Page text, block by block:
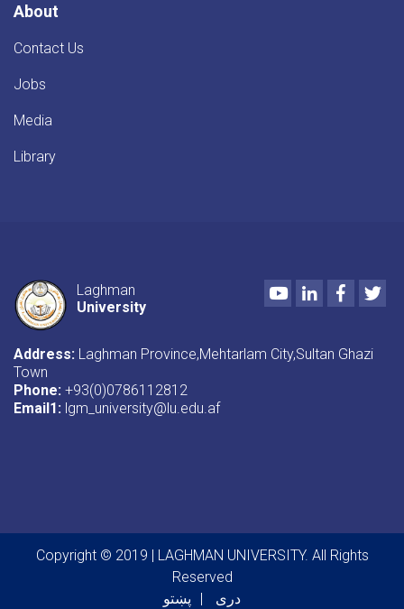
About
Contact Us
Jobs
Media
Library
Laghman
University
YoutubeLinkedIn
Address: Laghman Province,Mehtarlam City,Sultan Ghazi
Town
Phone: +93(0)0786112812
Email1: lgm_university@lu.edu.af
Copyright © 2019 | LAGHMAN UNIVERSITY. All Rights
Reserved
پښتو
دری